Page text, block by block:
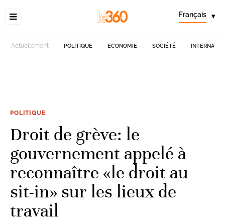
Français ▾
Actuellement POLITIQUE ECONOMIE SOCIÉTÉ
POLITIQUE
Droit de grève: le
gouvernement appelé à
reconnaître «le droit au
sit-in» sur les lieux de
travail